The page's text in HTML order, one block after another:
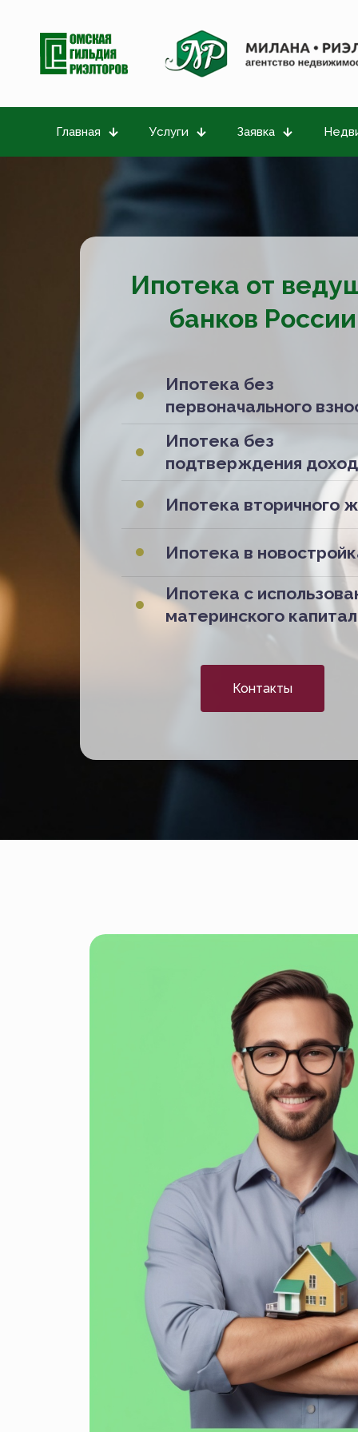
Главная Услуги Заявка
Ипотека от
банков России
Ипотека без
первоначального
Ипотека без
подтверждения
Ипотека вторичного
Ипотека в
Ипотека с
материнского
Контакты